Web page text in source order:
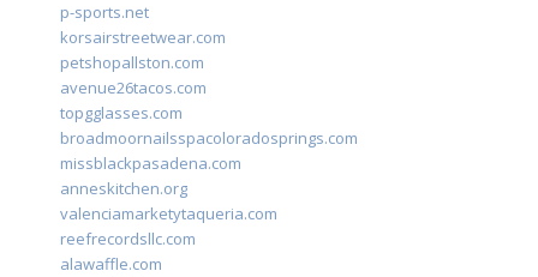
p-sports.net
korsairstreetwear.com
petshopallston.com
avenue26tacos.com
topgglasses.com
broadmoornailsspacoloradosprings.com
missblackpasadena.com
anneskitchen.org
valenciamarketytaqueria.com
reefrecordsllc.com
alawaffle.com